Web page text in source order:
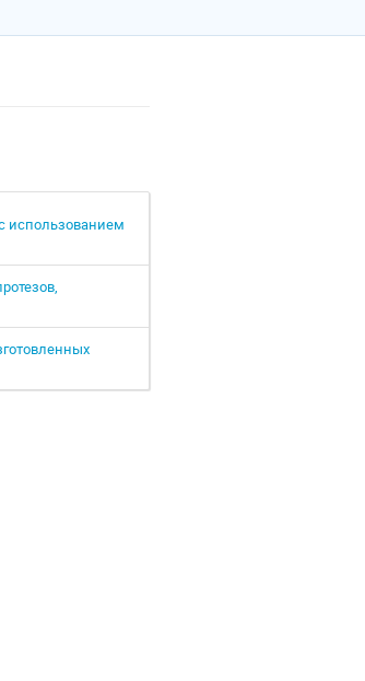
использованием